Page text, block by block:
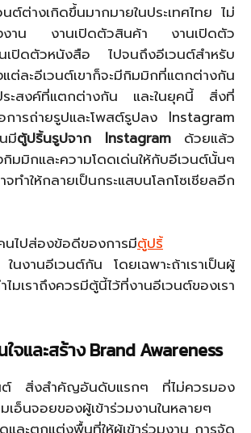
ต์ต่างเกิดขึ้นมากมายในประเทศไทย ไม่
งงาน งานเปิดตัวสินค้า งานเปิดตัว
ปิดตัวหนังสือ ไปจนถึงอีเวนต์สำหรับ
ะอีเวนต์เขาก็จะมีกิมมิกที่แตกต่างกัน
ระสงค์ที่แตกต่างกัน และในยุคนี้ สิ่งที่
การถ่ายรูปและโพสต์รูปลง Instagram
มีตู้ปริ้นรูปจาก Instagramด้วยแล้ว
กและความโดดเด่นให้กับอีเวนต์นั้นๆ
ทำให้กลายเป็นกระแสบนโลกโซเชียลอีก
นไปส่องข้อดีของการมีตู้ปริ้
ในงานอีเวนต์กัน โดยเฉพาะถ้าเราเป็นผู้
เราถึงควรมีตู้นี้ไว้ที่งานอีเวนต์ของเรา
จและสร้างBrand Awareness
ต์ สิ่งสำคัญอันดับแรกๆ ที่ไม่ควรมอง
เอ็นจอยของผู้เข้าร่วมงานในหลายๆ